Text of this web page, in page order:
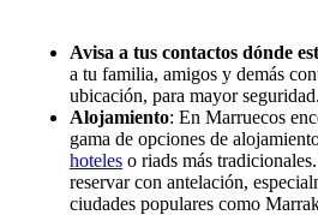
Avisa a tus contactos dónde
a tu familia, amigos y demás
ubicación, para mayor seguridad.
Alojamiento: En Marruecos
gama de opciones de
hoteles o riads más
reservar con antelación,
ciudades populares como